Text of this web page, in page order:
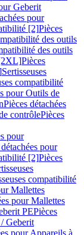
Geberit
pour
[2]Pièces
des outils
des outils
Pièces
Sertisseuses
compatibilité
pour Outils de
Pièces détachées
contrôlePièces
pour
pour
[2]Pièces
compatibilité
Mallettes
pour Mallettes
PEPièces
Geberit
pour Appareils à